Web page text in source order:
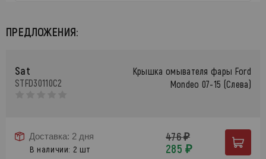
ПРЕДЛОЖЕНИЯ:
Sat
STFD30110C2
Крышка омывателя фары Ford
Mondeo 07-15 (Слева)
Доставка: 2 дня
В наличии: 2 шт
476 ₽
285 ₽